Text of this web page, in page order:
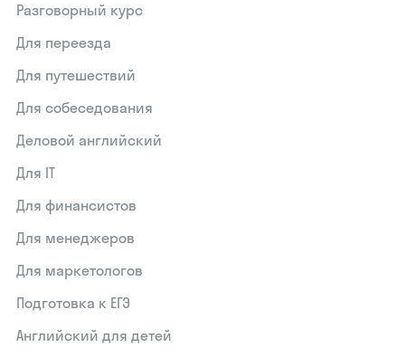
Разговорный курс
Для переезда
Для путешествий
Для собеседования
Деловой английский
Для IT
Для финансистов
Для менеджеров
Для маркетологов
Подготовка к ЕГЭ
Английский для детей